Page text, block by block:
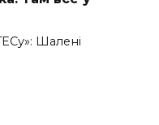
Шалені